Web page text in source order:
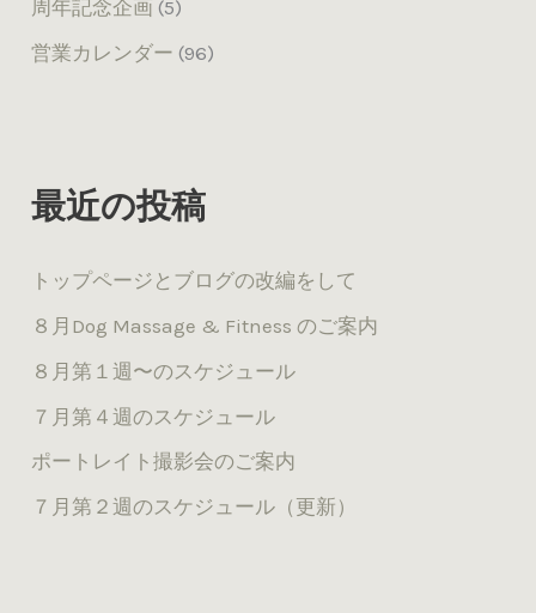
周年記念企画 (5)
営業カレンダー (96)
最近の投稿
トップページとブログの改編をして
８月Dog Massage & Fitness のご案内
８月第１週〜のスケジュール
７月第４週のスケジュール
ポートレイト撮影会のご案内
７月第２週のスケジュール（更新）